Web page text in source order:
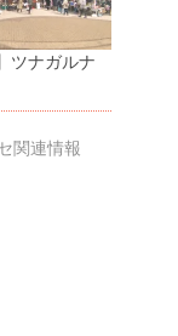
ツナガルナ
関連情報